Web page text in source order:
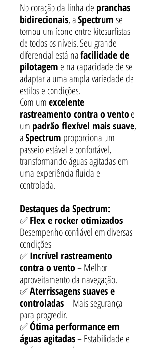
No coração da linha de pranchas
bidirecionais, aSpectrumse
tornou um ícone entre kitesurfistas
de todos os níveis. Seu grande
diferencial está nafacilidade de
pilotagem e na capacidade de se
adaptar a uma ampla variedade de
estilos e condições.
Com umexcelente
rastreamento contra o ventoe
um padrão flexível mais suave,
aSpectrum proporciona um
passeio estável e confortável,
transformando águas agitadas em
uma experiência fluida e
controlada.
Destaques da Spectrum:
✅Flex e rocker otimizados–
Desempenho confiável em diversas
condições.
✅Incrível rastreamento
contra o vento– Melhor
aproveitamento da navegação.
✅Aterrissagens suaves e
controladas– Mais segurança
para progredir.
✅Ótima performance em
águas agitadas– Estabilidade e